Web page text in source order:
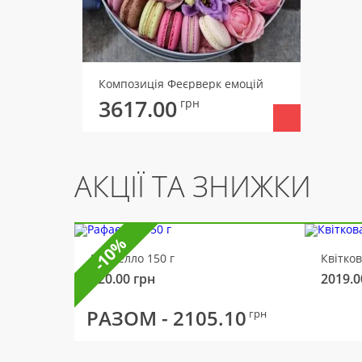
Композиція Феєрверк емоцій
3617.00 грн
АКЦІЇ ТА ЗНИЖКИ
Рафаелло 150 г
320.00 грн
РАЗОМ - 2105.10 грн
-10%